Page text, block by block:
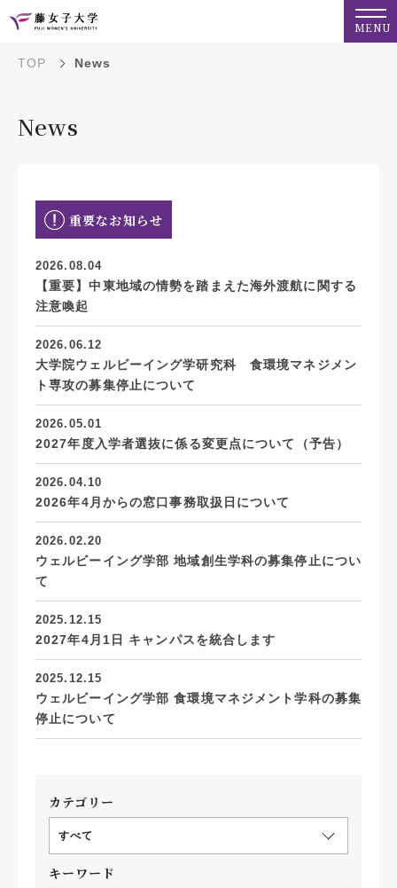
MENU
TOP News
News
重要なお知らせ
2026.08.04
【重要】中東地域の情勢を踏まえた海外渡航に関する
注意喚起
2026.06.12
大学院ウェルビーイング学研究科 食環境マネジメン
ト専攻の募集停止について
2026.05.01
2027年度入学者選抜に係る変更点について（予告）
2026.04.10
2026年4月からの窓口事務取扱日について
2026.02.20
ウェルビーイング学部 地域創生学科の募集停止につい
て
2025.12.15
2027年4月1日 キャンパスを統合します
2025.12.15
ウェルビーイング学部 食環境マネジメント学科の募集
停止について
カテゴリー
すべて
キーワード